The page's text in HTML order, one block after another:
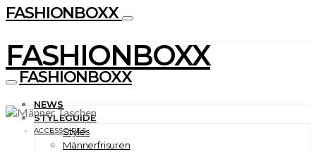
FASHIONBOXX
FASHIONBOXX
FASHIONBOXX
NEWS
STYLEGUIDE
Styles
Männerfrisuren
ACCESSOIRES